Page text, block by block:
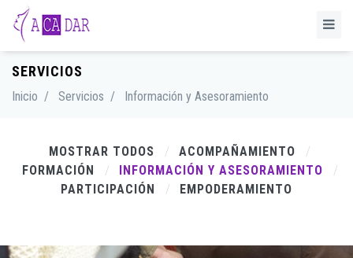
SERVICIOS
Inicio / Servicios / Información y Asesoramiento
MOSTRAR TODOS
ACOMPAÑAMIENTO
FORMACIÓN
INFORMACIÓN Y ASESORAMIENTO
PARTICIPACIÓN
EMPODERAMIENTO